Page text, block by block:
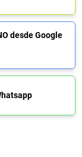
desde Google